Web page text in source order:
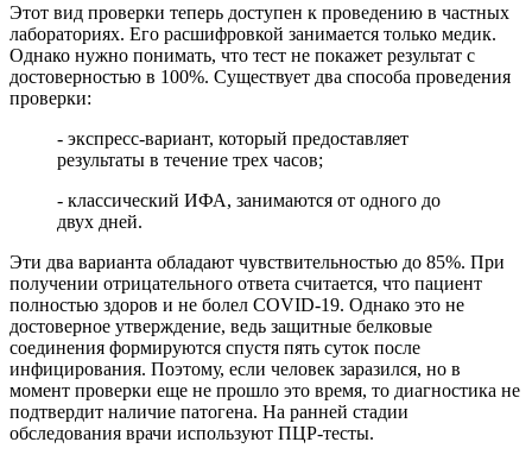
Этот вид проверки теперь доступен к проведению в частных
лабораториях. Его расшифровкой занимается только медик.
Однако нужно понимать, что тест не покажет результат с
достоверностью в 100%. Существует два способа проведения
проверки:
- экспресс-вариант, который предоставляет
результаты в течение трех часов;
- классический ИФА, занимаются от одного до
двух дней.
Эти два варианта обладают чувствительностью до 85%. При
получении отрицательного ответа считается, что пациент
полностью здоров и не болел COVID-19. Однако это не
достоверное утверждение, ведь защитные белковые
соединения формируются спустя пять суток после
инфицирования. Поэтому, если человек заразился, но в
момент проверки еще не прошло это время, то диагностика не
подтвердит наличие патогена. На ранней стадии
обследования врачи используют ПЦР-тесты.